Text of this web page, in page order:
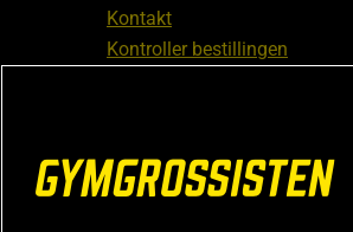
Kontakt
Kontroller bestillingen